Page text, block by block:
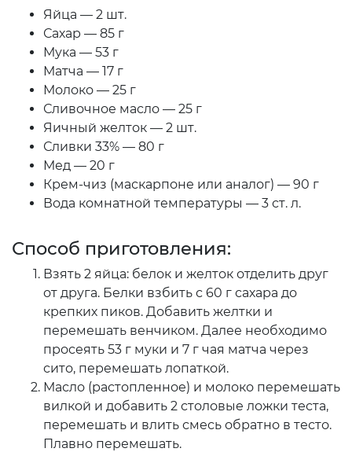
Яйца — 2 шт.
Сахар — 85 г
Мука — 53 г
Матча — 17 г
Молоко — 25 г
Сливочное масло — 25 г
Яичный желток — 2 шт.
Сливки 33% — 80 г
Мед — 20 г
Крем-чиз (маскарпоне или аналог) — 90 г
Вода комнатной температуры — 3 ст. л.
Способ приготовления:
Взять 2 яйца: белок и желток отделить друг
от друга. Белки взбить с 60 г сахара до
крепких пиков. Добавить желтки и
перемешать венчиком. Далее необходимо
просеять 53 г муки и 7 г чая матча через
сито, перемешать лопаткой.
Масло (растопленное) и молоко перемешать
вилкой и добавить 2 столовые ложки теста,
перемешать и влить смесь обратно в тесто.
Плавно перемешать.